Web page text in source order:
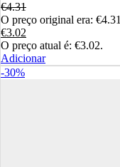
€4.31
O preço original era:
€3.02
O preço atual é: €3.02.
Adicionar
-30%